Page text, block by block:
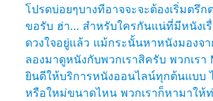
โปรดบ่อยๆบางทีอาจจะจะต้องเริ่มตรึก
ขอรับ ฮ่า… สำหรับใครกันแน่ที่มีหนังเ
ดวงใจอยู่แล้ว แม้กระนั้นหาหนังมองจ
ลองมาดูหนังกับพวกเราสิครับ พวกเรา
ยินดีให้บริการหนังออนไลน์ทุกต้นแบบ
หรือใหม่ขนาดไหน พวกเราก็หามาให้